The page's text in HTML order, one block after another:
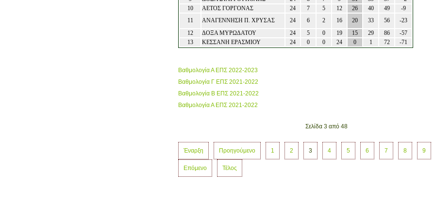
10
ΑΕΤΟΣ ΓΟΡΓΟΝΑΣ 24 7 5 12 26 40 49
-9
11
ΑΝΑΓΕΝΝΗΣΗ Π. ΧΡΥΣΑΣ 24 6 2 16 20 33 56
-23
12
ΔΟΞΑ ΜΥΡΩΔΑΤΟΥ 24 5 0 19 15 29 86
-57
13
ΚΕΣΣΑΝΗ ΕΡΑΣΜΙΟΥ 24 0 0 24 0 1 72 -71
Βαθμολογία Α ΕΠΣ 2022-2023
Βαθμολογία Γ ΕΠΣ 2021-2022
Βαθμολογία Β ΕΠΣ 2021-2022
Βαθμολογία Α ΕΠΣ 2021-2022
Σελίδα 3 από 48
Έναρξη Προηγούμενο 1 2 3 4 5 6 7 8 9
Επόμενο Τέλος